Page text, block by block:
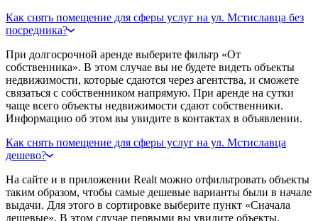
Как снять помещение для сферы услуг на ул. Мстиславца без
посредника?
При долгосрочной аренде выберите фильтр «От
собственника». В этом случае вы не будете видеть объекты
недвижимости, которые сдаются через агентства, и сможете
связаться с собственником напрямую. При аренде на сутки
чаще всего объекты недвижимости сдают собственники.
Информацию об этом вы увидите в контактах в объявлении.
Как снять помещение для сферы услуг на ул. Мстиславца
дешево?
На сайте и в приложении Realt можно отфильтровать объекты
таким образом, чтобы самые дешевые варианты были в начале
выдачи. Для этого в сортировке выберите пункт «Сначала
дешевые». В этом случае первыми вы увидите объекты,